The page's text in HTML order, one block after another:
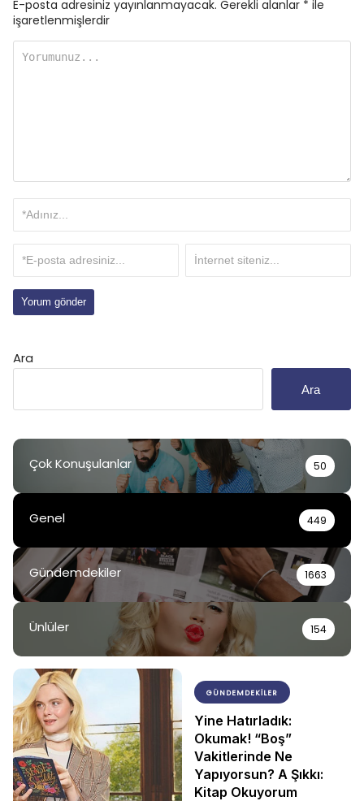
E-posta adresiniz yayınlanmayacak. Gerekli alanlar * ile
işaretlenmişlerdir
Ara
Ara
Çok Konuşulanlar 50
Genel 449
Gündemdekiler 1663
Ünlüler 154
GÜNDEMDEKILER
Yine Hatırladık:
Okumak! “Boş”
Vakitlerinde Ne
Yapıyorsun? A Şıkkı:
Kitap Okuyorum